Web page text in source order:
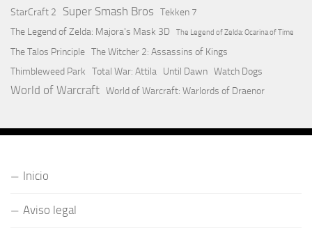
StarCraft 2 Super Smash Bros Tekken 7
The Legend of Zelda: Majora's Mask 3D
The Legend of Zelda: Ocarina of Time
The Talos Principle The Witcher 2: Assassins of Kings
Thimbleweed Park Total War: Attila Until Dawn Watch Dogs
World of Warcraft World of Warcraft: Warlords of Draenor
Inicio
Aviso legal